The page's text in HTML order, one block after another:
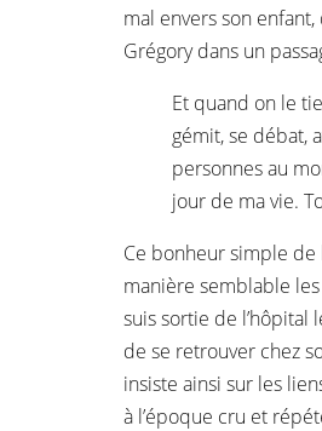
mal envers son
Grégory dans un
Et quand on le
gémit, se débat,
personnes au
jour de ma vie.
Ce bonheur simple de
manière semblable
suis sortie de l’hôpital
de se retrouver chez
insiste ainsi sur les
à l’époque cru et